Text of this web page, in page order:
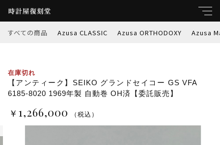
すべての商品 Azusa CLASSIC Azusa ORTHODOXY Azusa
【アンティーク】SEIKO グランドセイコー GS VFA
6185-8020 1969年製 自動巻 OH済【委託販売】
￥ 1,266,000 （税込）
在庫切れ
売】
数量
￥1,266,000
Azusa CLASSIC
親カテゴリ
子カテゴリ